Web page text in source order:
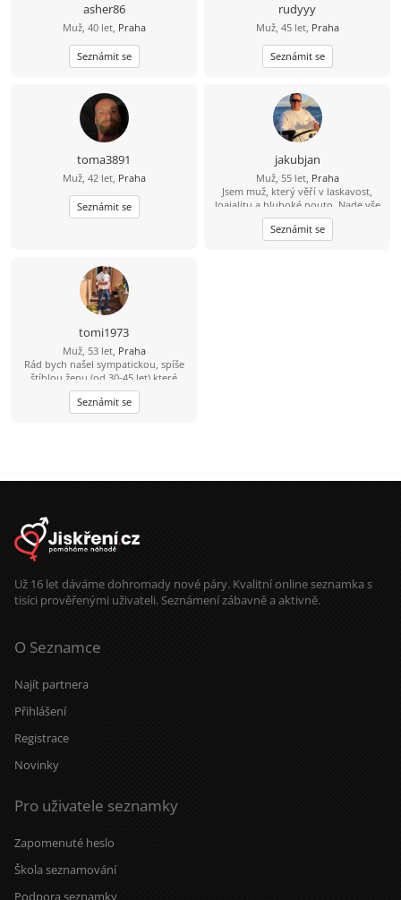
asher86
Muž, 40 let, Praha
Seznámit se
rudyyy
Muž, 45 let, Praha
Seznámit se
toma3891
Muž, 42 let, Praha
Seznámit se
jakubjan
Muž, 55 let, Praha
Jsem muž, který věří v laskavost,
loajalitu a hluboké pouto. Nade vše
si cením upřímnosti a sním o tom, že
budu sdílet jednoduché a krásné
životní okamžiky s někým, kdo se v
Seznámit se
tomi1973
Muž, 53 let, Praha
Rád bych našel sympatickou, spíše
štíhlou ženu (od 30-45 let) které
budu rád oporou :-) a pokud máš
malé dítě, není to překážkou. Já
mám dospělou dceru a syna. Jsem
Seznámit se
Už 16 let dáváme dohromady nové páry. Kvalitní online seznamka s
tisíci prověřenými uživateli. Seznámení zábavně a aktivně.
O Seznamce
Najít partnera
Přihlášení
Registrace
Novinky
Pro uživatele seznamky
Zapomenuté heslo
Škola seznamování
Podpora seznamky